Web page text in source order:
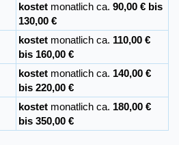
kostet monatlich ca. 90,00 € bis
130,00 €
kostet monatlich ca. 110,00 €
bis 160,00 €
kostet monatlich ca. 140,00 €
bis 220,00 €
kostet monatlich ca. 180,00 €
bis 350,00 €